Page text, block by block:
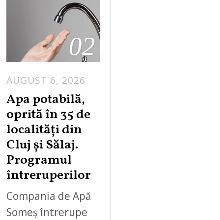
02
AUGUST 6, 2026
Apa potabilă,
oprită în 35 de
localități din
Cluj și Sălaj.
Programul
întreruperilor
Compania de Apă
Someș întrerupe